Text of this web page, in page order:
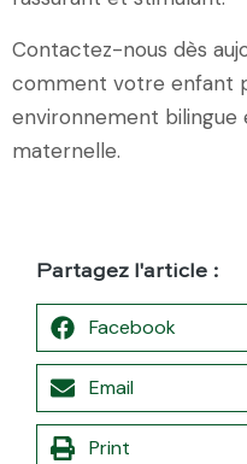
Contactez-nous dès
comment votre enfant
environnement bilingue
maternelle.
Partagez l'article :
Facebook
Email
Print